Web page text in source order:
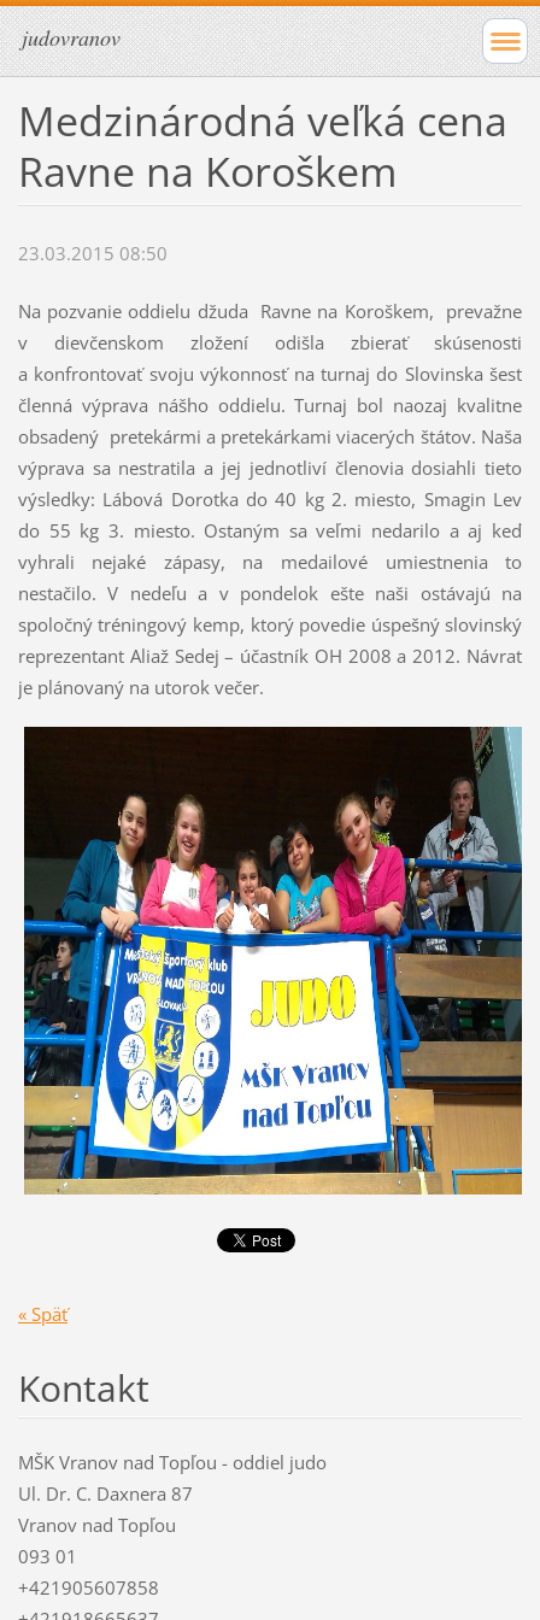
judovranov
Medzinárodná veľká cena
Ravne na Koroškem
23.03.2015 08:50
Na pozvanie oddielu džuda Ravne na Koroškem, prevažne
v dievčenskom zložení odišla zbierať skúsenosti
a konfrontovať svoju výkonnosť na turnaj do Slovinska šesť
členná výprava nášho oddielu. Turnaj bol naozaj kvalitne
obsadený pretekármi a pretekárkami viacerých štátov. Naša
výprava sa nestratila a jej jednotliví členovia dosiahli tieto
výsledky: Lábová Dorotka do 40 kg 2. miesto, Smagin Lev
do 55 kg 3. miesto. Ostaným sa veľmi nedarilo a aj keď
vyhrali nejaké zápasy, na medailové umiestnenia to
nestačilo. V nedeľu a v pondelok ešte naši ostávajú na
spoločný tréningový kemp, ktorý povedie úspešný slovinský
reprezentant Aliaž Sedej – účastník OH 2008 a 2012. Návrat
je plánovaný na utorok večer.
« Späť
Kontakt
MŠK Vranov nad Topľou - oddiel judo
Ul. Dr. C. Daxnera 87
Vranov nad Topľou
093 01
+421905607858